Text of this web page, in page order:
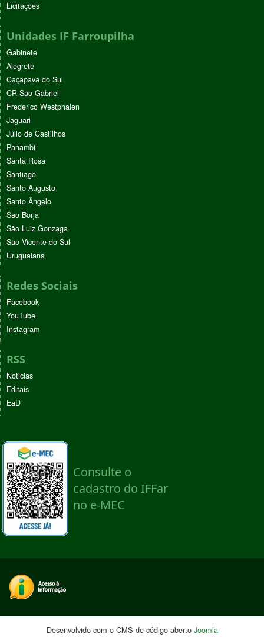
Licitações
Unidades IF Farroupilha
Gabinete
Alegrete
Caçapava do Sul
CR São Gabriel
Frederico Westphalen
Jaguari
Júlio de Castilhos
Panambi
Santa Rosa
Santiago
Santo Augusto
Santo Ângelo
São Borja
São Luiz Gonzaga
São Vicente do Sul
Uruguaiana
Redes Sociais
Facebook
YouTube
Instagram
RSS
Noticias
Editais
EaD
Desenvolvido com o CMS de código aberto Joomla